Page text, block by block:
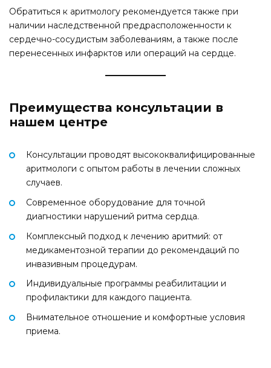
Обратиться к аритмологу рекомендуется также при
наличии наследственной предрасположенности к
сердечно-сосудистым заболеваниям, а также после
перенесенных инфарктов или операций на сердце.
Преимущества консультации в
нашем центре
Консультации проводят высококвалифицированные
аритмологи с опытом работы в лечении сложных
случаев.
Современное оборудование для точной
диагностики нарушений ритма сердца.
Комплексный подход к лечению аритмий: от
медикаментозной терапии до рекомендаций по
инвазивным процедурам.
Индивидуальные программы реабилитации и
профилактики для каждого пациента.
Внимательное отношение и комфортные условия
приема.